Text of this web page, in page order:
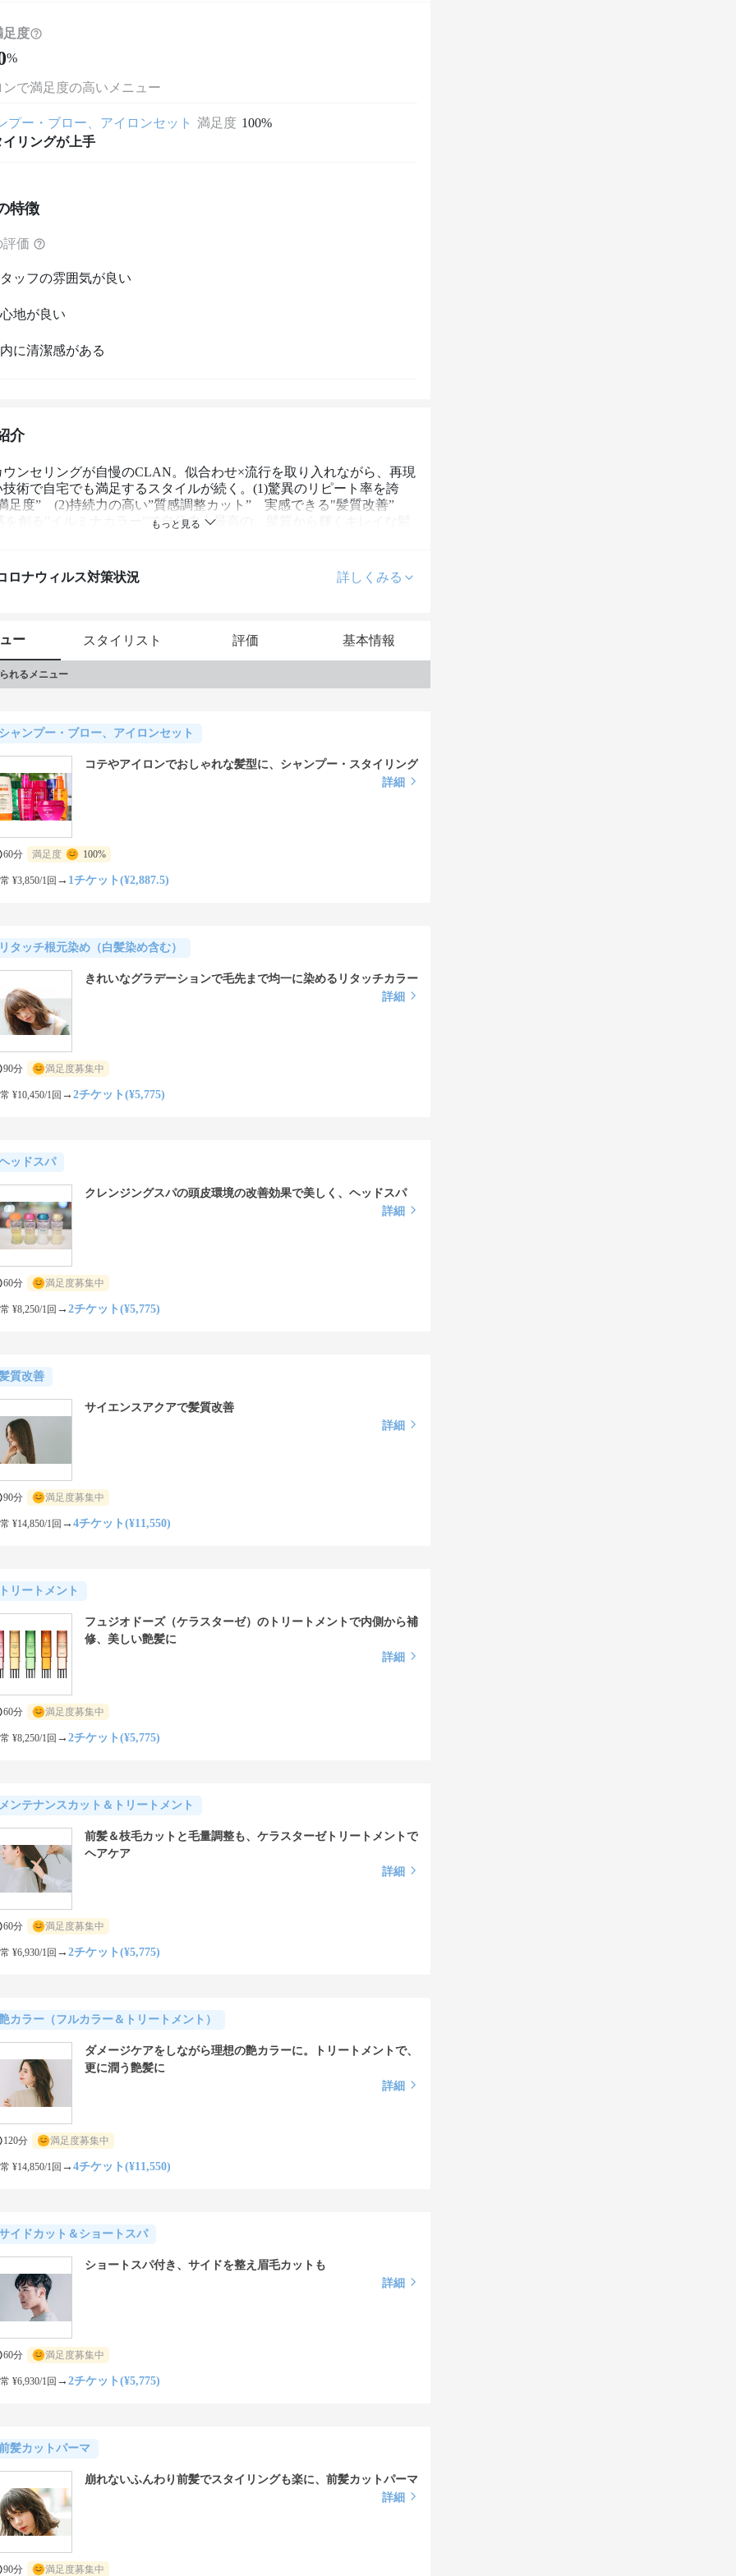
足度
%
で満足度の高いメニュー
プー・ブロー、アイロンセット 満足度 100%
イリングが上手
特徴
評価
ッフの雰囲気が良い
地が良い
に清潔感がある
介
ウンセリングが自慢のCLAN。似合わせ×流行を取り入れながら、再現
術で自宅でも満足するスタイルが続く。(1)驚異のリピート率を誇
足度”　(2)持続力の高い”質感調整カット”　実感できる"髪質改善”
を創る”イルミナカラー”で自分史上最高の、髪質から輝くキレイな髪
ロナウィルス対策状況 詳しくみる
ー スタイリスト 評価 基本情報
れるメニュー
ャンプー・ブロー、アイロンセット
コテやアイロンでおしゃれな髪型に、シャンプー・スタイリング
詳細
60分 満足度 100%
¥3,850/1回 → 1チケット(¥2,887.5)
タッチ根元染め（白髪染め含む）
きれいなグラデーションで毛先まで均一に染めるリタッチカラー
詳細
90分 満足度募集中
¥10,450/1回 → 2チケット(¥5,775)
ッドスパ
クレンジングスパの頭皮環境の改善効果で美しく、ヘッドスパ
詳細
60分 満足度募集中
¥8,250/1回 → 2チケット(¥5,775)
質改善
サイエンスアクアで髪質改善
詳細
90分 満足度募集中
¥14,850/1回 → 4チケット(¥11,550)
リートメント
フュジオドーズ（ケラスターゼ）のトリートメントで内側から補
修、美しい艶髪に
詳細
60分 満足度募集中
¥8,250/1回 → 2チケット(¥5,775)
ンテナンスカット＆トリートメント
前髪＆枝毛カットと毛量調整も、ケラスターゼトリートメントで
ヘアケア
詳細
60分 満足度募集中
¥6,930/1回 → 2チケット(¥5,775)
カラー（フルカラー＆トリートメント）
ダメージケアをしながら理想の艶カラーに。トリートメントで、
更に潤う艶髪に
詳細
120分 満足度募集中
¥14,850/1回 → 4チケット(¥11,550)
イドカット＆ショートスパ
ショートスパ付き、サイドを整え眉毛カットも
詳細
60分 満足度募集中
¥6,930/1回 → 2チケット(¥5,775)
髪カットパーマ
崩れないふんわり前髪でスタイリングも楽に、前髪カットパーマ
詳細
90分 満足度募集中